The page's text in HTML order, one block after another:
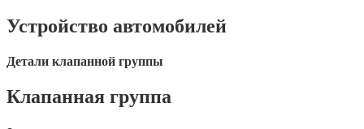
Устройство автомобилей
Детали клапанной группы
Клапанная группа